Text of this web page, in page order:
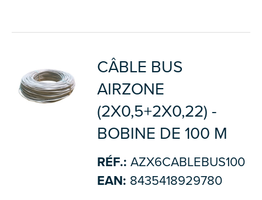
CÂBLE BUS
AIRZONE
(2X0,5+2X0,22) -
BOBINE DE 100 M
RÉF.: AZX6CABLEBUS100
EAN: 8435418929780